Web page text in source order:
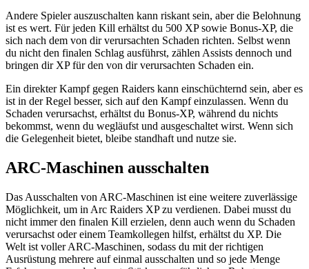
Andere Spieler auszuschalten kann riskant sein, aber die Belohnung
ist es wert. Für jeden Kill erhältst du 500 XP sowie Bonus-XP, die
sich nach dem von dir verursachten Schaden richten. Selbst wenn
du nicht den finalen Schlag ausführst, zählen Assists dennoch und
bringen dir XP für den von dir verursachten Schaden ein.
Ein direkter Kampf gegen Raiders kann einschüchternd sein, aber es
ist in der Regel besser, sich auf den Kampf einzulassen. Wenn du
Schaden verursachst, erhältst du Bonus-XP, während du nichts
bekommst, wenn du wegläufst und ausgeschaltet wirst. Wenn sich
die Gelegenheit bietet, bleibe standhaft und nutze sie.
ARC-Maschinen ausschalten
Das Ausschalten von ARC-Maschinen ist eine weitere zuverlässige
Möglichkeit, um in Arc Raiders XP zu verdienen. Dabei musst du
nicht immer den finalen Kill erzielen, denn auch wenn du Schaden
verursachst oder einem Teamkollegen hilfst, erhältst du XP. Die
Welt ist voller ARC-Maschinen, sodass du mit der richtigen
Ausrüstung mehrere auf einmal ausschalten und so jede Menge